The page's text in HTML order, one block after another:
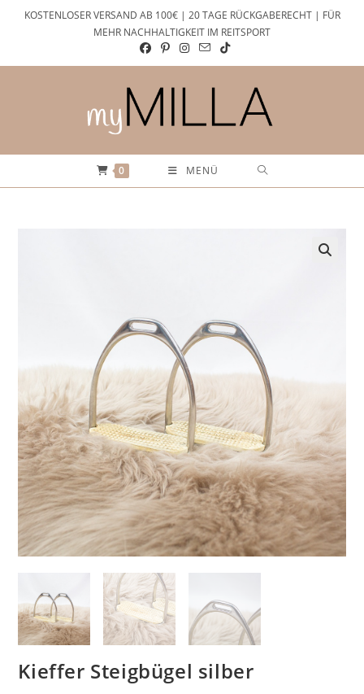
KOSTENLOSER VERSAND AB 100€ | 20 TAGE RÜCKGABERECHT | FÜR
MEHR NACHHALTIGKEIT IM REITSPORT
0 MENÜ
Kieffer Steigbügel silber